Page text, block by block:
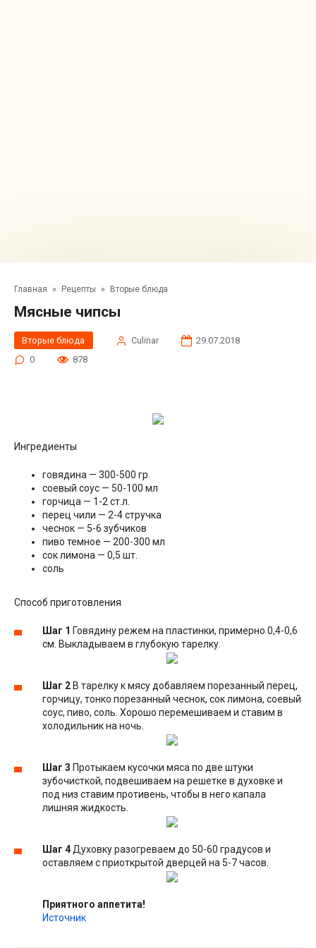
Главная » Рецепты » Вторые блюда
Мясные чипсы
Вторые блюда Сulinar
29.07.2018
0
878
Ингредиенты
говядина — 300-500 гр.
соевый соус — 50-100 мл
горчица — 1-2 ст.л.
перец чили — 2-4 стручка
чеснок — 5-6 зубчиков
пиво темное — 200-300 мл
сок лимона — 0,5 шт.
соль
Способ приготовления
Шаг 1 Говядину режем на пластинки, примерно 0,4-0,6
см. Выкладываем в глубокую тарелку.
Шаг 2 В тарелку к мясу добавляем порезанный перец,
горчицу, тонко порезанный чеснок, сок лимона, соевый
соус, пиво, соль. Хорошо перемешиваем и ставим в
холодильник на ночь.
Шаг 3 Протыкаем кусочки мяса по две штуки
зубочисткой, подвешиваем на решетке в духовке и
под низ ставим противень, чтобы в него капала
лишняя жидкость.
Шаг 4 Духовку разогреваем до 50-60 градусов и
оставляем с приоткрытой дверцей на 5-7 часов.
Приятного аппетита!
Источник